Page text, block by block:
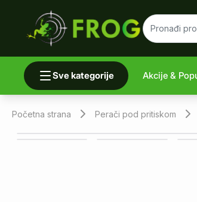
Sve kategorije Akcije &
Početna strana Perači pod pritiskom